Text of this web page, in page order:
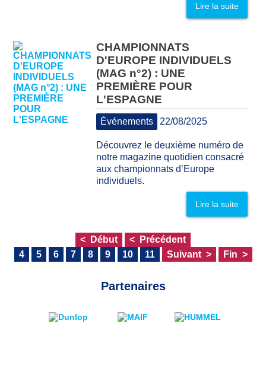
Lire la suite
CHAMPIONNATS
D'EUROPE INDIVIDUELS
(MAG n°2) : UNE
PREMIÈRE POUR
L'ESPAGNE
Événements 22/08/2025
Découvrez le deuxième numéro de
notre magazine quotidien consacré
aux championnats d’Europe
individuels.
Lire la suite
Début
Précédent
4
5 6 7 8 9 10 11 Suivant Fin
Partenaires